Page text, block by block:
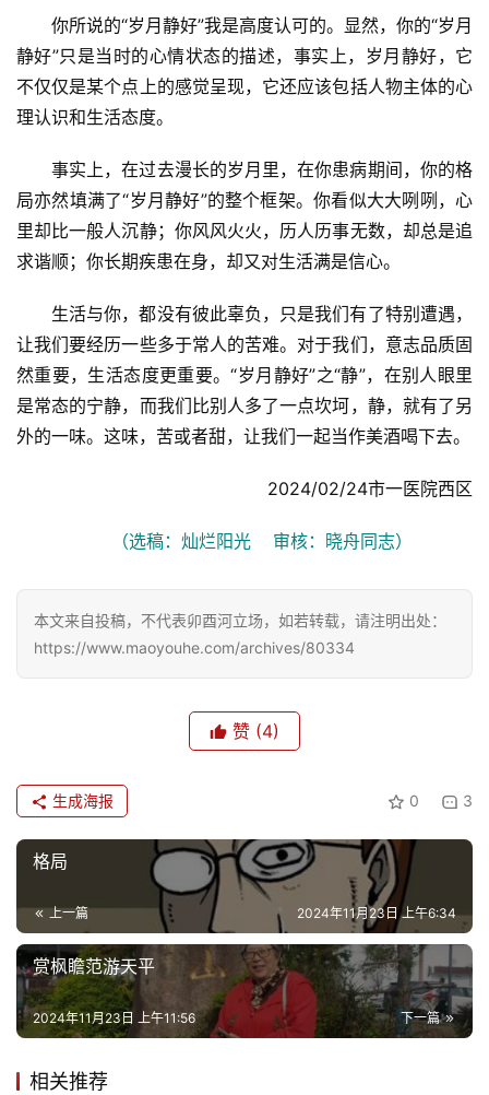
你所说的“岁月静好”我是高度认可的。显然，你的“岁月
静好”只是当时的心情状态的描述，事实上，岁月静好，它
不仅仅是某个点上的感觉呈现，它还应该包括人物主体的心
理认识和生活态度。
事实上，在过去漫长的岁月里，在你患病期间，你的格
局亦然填满了“岁月静好”的整个框架。你看似大大咧咧，心
里却比一般人沉静；你风风火火，历人历事无数，却总是追
求谐顺；你长期疾患在身，却又对生活满是信心。
生活与你，都没有彼此辜负，只是我们有了特别遭遇，
让我们要经历一些多于常人的苦难。对于我们，意志品质固
然重要，生活态度更重要。“岁月静好”之“静”，在别人眼里
是常态的宁静，而我们比别人多了一点坎坷，静，就有了另
外的一味。这味，苦或者甜，让我们一起当作美酒喝下去。
2024/02/24市一医院西区
（选稿：灿烂阳光    审核：晓舟同志）
本文来自投稿，不代表卯酉河立场，如若转载，请注明出处：
https://www.maoyouhe.com/archives/80334
赞 (4)
0 3
生成海报
格局
上一篇 2024年11月23日 上午6:34
赏枫瞻范游天平
下一篇
2024年11月23日 上午11:56
相关推荐